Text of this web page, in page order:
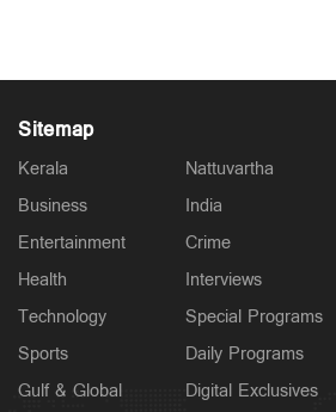
Sitemap
Kerala
Business
Entertainment
Health
Technology
Sports
Gulf & Global
Nattuvartha
India
Crime
Interviews
Special Programs
Daily Programs
Digital Exclusives